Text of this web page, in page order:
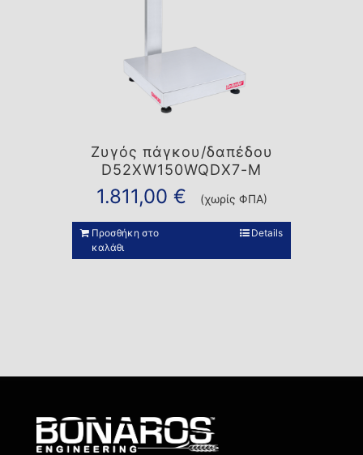
Ζυγός πάγκου/δαπέδου
D52XW150WQDX7-M
1.811,00 € (χωρίς ΦΠΑ)
Προσθήκη στο
καλάθι
Details